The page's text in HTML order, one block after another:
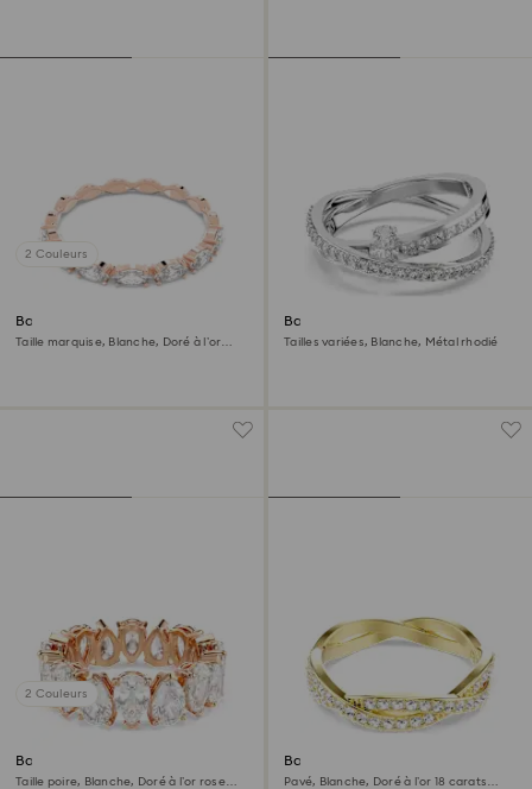
2 Couleurs
Bague Matrix Vittore
Taille marquise, Blanche, Doré à l’or
Bague Hyperbola
Tailles variées, Blanche, Métal rhodié
2 Couleurs
Bague Matrix Vittore
Taille poire, Blanche, Doré à l’or rose
Bague Infinity
Pavé, Blanche, Doré à l’or 18 carats